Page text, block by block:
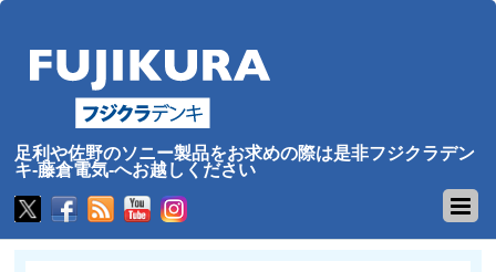
足利や佐野のソニー製品をお求めの際は是非フジクラデン
キ-藤倉電気-へお越しください